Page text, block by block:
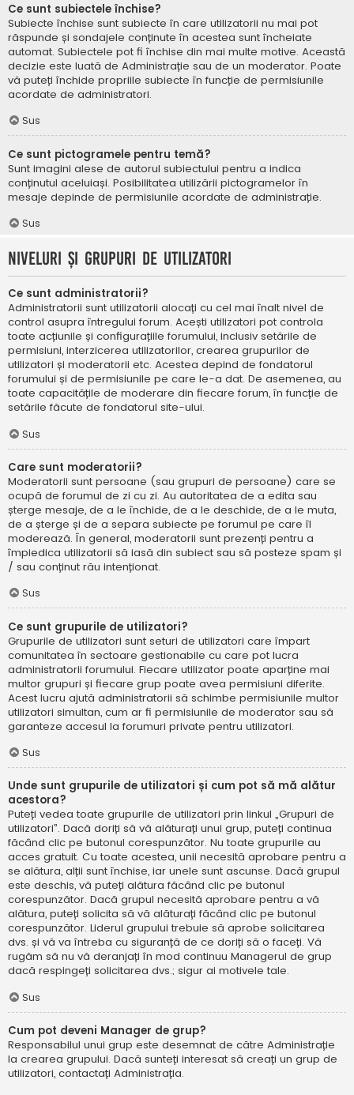
Ce sunt subiectele închise?
Subiecte închise sunt subiecte în care utilizatorii nu mai pot
răspunde și sondajele conținute în acestea sunt încheiate
automat. Subiectele pot fi închise din mai multe motive. Această
decizie este luată de Administrație sau de un moderator. Poate
vă puteți închide propriile subiecte în funcție de permisiunile
acordate de administratori.
Sus
Ce sunt pictogramele pentru temă?
Sunt imagini alese de autorul subiectului pentru a indica
conținutul aceluiași. Posibilitatea utilizării pictogramelor în
mesaje depinde de permisiunile acordate de administrație.
Sus
Niveluri și grupuri de utilizatori
Ce sunt administratorii?
Administratorii sunt utilizatorii alocați cu cel mai înalt nivel de
control asupra întregului forum. Acești utilizatori pot controla
toate acțiunile și configurațiile forumului, inclusiv setările de
permisiuni, interzicerea utilizatorilor, crearea grupurilor de
utilizatori și moderatorii etc. Acestea depind de fondatorul
forumului și de permisiunile pe care le-a dat. De asemenea, au
toate capacitățile de moderare din fiecare forum, în funcție de
setările făcute de fondatorul site-ului.
Sus
Care sunt moderatorii?
Moderatorii sunt persoane (sau grupuri de persoane) care se
ocupă de forumul de zi cu zi. Au autoritatea de a edita sau
șterge mesaje, de a le închide, de a le deschide, de a le muta,
de a șterge și de a separa subiecte pe forumul pe care îl
moderează. În general, moderatorii sunt prezenți pentru a
împiedica utilizatorii să iasă din subiect sau să posteze spam și
/ sau conținut rău intenționat.
Sus
Ce sunt grupurile de utilizatori?
Grupurile de utilizatori sunt seturi de utilizatori care împart
comunitatea în sectoare gestionabile cu care pot lucra
administratorii forumului. Fiecare utilizator poate aparține mai
multor grupuri și fiecare grup poate avea permisiuni diferite.
Acest lucru ajută administratorii să schimbe permisiunile multor
utilizatori simultan, cum ar fi permisiunile de moderator sau să
garanteze accesul la forumuri private pentru utilizatori.
Sus
Unde sunt grupurile de utilizatori și cum pot să mă alătur
acestora?
Puteți vedea toate grupurile de utilizatori prin linkul „Grupuri de
utilizatori”. Dacă doriți să vă alăturați unui grup, puteți continua
făcând clic pe butonul corespunzător. Nu toate grupurile au
acces gratuit. Cu toate acestea, unii necesită aprobare pentru a
se alătura, alții sunt închise, iar unele sunt ascunse. Dacă grupul
este deschis, vă puteți alătura făcând clic pe butonul
corespunzător. Dacă grupul necesită aprobare pentru a vă
alătura, puteți solicita să vă alăturați făcând clic pe butonul
corespunzător. Liderul grupului trebuie să aprobe solicitarea
dvs. și vă va întreba cu siguranță de ce doriți să o faceți. Vă
rugăm să nu vă deranjați în mod continuu Managerul de grup
dacă respingeți solicitarea dvs.; sigur ai motivele tale.
Sus
Cum pot deveni Manager de grup?
Responsabilul unui grup este desemnat de către Administrație
la crearea grupului. Dacă sunteți interesat să creați un grup de
utilizatori, contactați Administrația.